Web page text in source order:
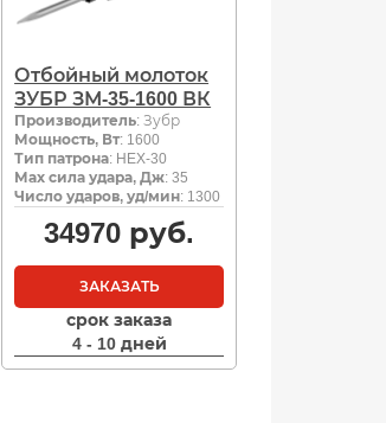
Отбойный молоток
ЗУБР ЗМ-35-1600 ВК
Производитель: Зубр
Мощность, Вт: 1600
Тип патрона: HEX-30
Мах сила удара, Дж: 35
Число ударов, уд/мин: 1300
34970 руб.
ЗАКАЗАТЬ
срок заказа
4 - 10 дней